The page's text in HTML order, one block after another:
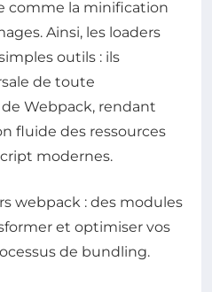
comme la minification
Ainsi, les loaders
outils : ils
de toute
Webpack, rendant
fluide des ressources
modernes.